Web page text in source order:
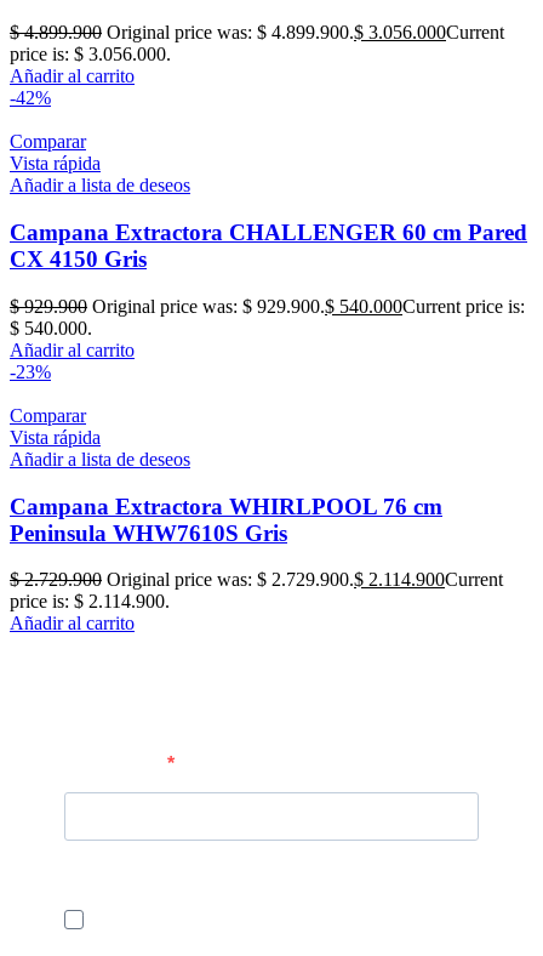
$4.899.900 Original price was: $ 4.899.900.$ 3.056.000Current
price is: $ 3.056.000.
Añadir al carrito
-42%
Comparar
Vista rápida
Añadir a lista de deseos
Campana Extractora CHALLENGER 60 cm Pared
CX 4150 Gris
$929.900 Original price was: $ 929.900.$ 540.000Current price is:
$ 540.000.
Añadir al carrito
-23%
Comparar
Vista rápida
Añadir a lista de deseos
Campana Extractora WHIRLPOOL 76 cm
Peninsula WHW7610S Gris
$2.729.900 Original price was: $ 2.729.900.$ 2.114.900Current
price is: $ 2.114.900.
Añadir al carrito